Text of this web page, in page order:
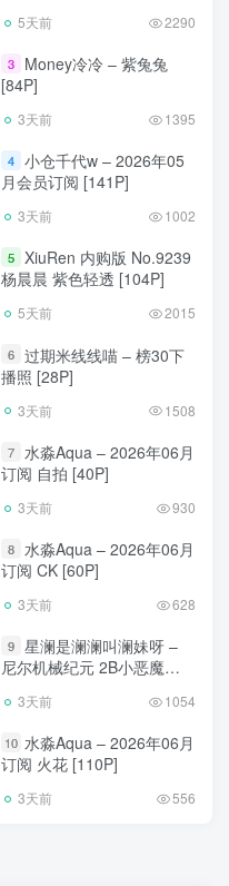
5天前 2290
3
Money冷冷 – 紫兔兔
[84P]
3天前 1395
4 小仓千代w – 2026年05
月会员订阅 [141P]
3天前 1002
5 XiuRen 内购版 No.9239
杨晨晨 紫色轻透 [104P]
5天前 2015
6 过期米线线喵 – 榜30下
播照 [28P]
3天前 1508
7
水淼Aqua – 2026年06月
订阅 自拍 [40P]
3天前 930
8
水淼Aqua – 2026年06月
订阅 CK [60P]
3天前 628
9 星澜是澜澜叫澜妹呀 –
尼尔机械纪元 2B小恶魔
3天前 1054
10 水淼Aqua – 2026年06月
订阅 火花 [110P]
3天前 556